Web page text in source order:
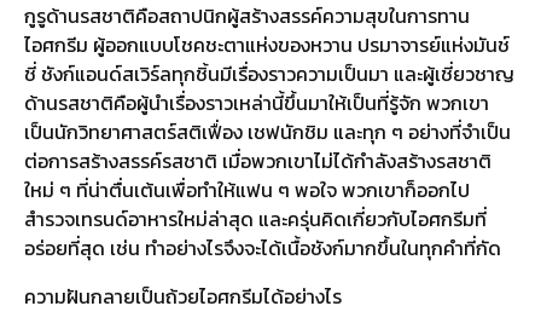
กูรูด้านรสชาติคือสถาปนิกผู้สร้างสรรค์ความสุขในการทาน
ไอศกรีม ผู้ออกแบบโชคชะตาแห่งของหวาน ปรมาจารย์แห่งมันช์
ชี่ ชังก์แอนด์สเวิร์ลทุกชิ้นมีเรื่องราวความเป็นมา และผู้เชี่ยวชาญ
ด้านรสชาติคือผู้นำเรื่องราวเหล่านี้ขึ้นมาให้เป็นที่รู้จัก พวกเขา
เป็นนักวิทยาศาสตร์สติเฟื่อง เชฟนักชิม และทุก ๆ อย่างที่จำเป็น
ต่อการสร้างสรรค์รสชาติ เมื่อพวกเขาไม่ได้กำลังสร้างรสชาติ
ใหม่ ๆ ที่น่าตื่นเต้นเพื่อทำให้แฟน ๆ พอใจ พวกเขาก็ออกไป
สำรวจเทรนด์อาหารใหม่ล่าสุด และครุ่นคิดเกี่ยวกับไอศกรีมที่
อร่อยที่สุด เช่น ทำอย่างไรจึงจะได้เนื้อชังก์มากขึ้นในทุกคำที่กัด
ความฝันกลายเป็นถ้วยไอศกรีมได้อย่างไร